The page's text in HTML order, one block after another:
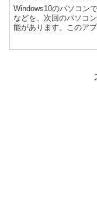
Windows10のパソコン
などを、次回のパソコ
能があります。このア